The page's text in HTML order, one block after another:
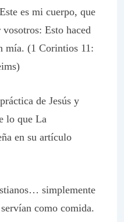
es mi cuerpo, que
vosotros: Esto haced
mía. (1 Corintios 11:
de Jesús y
lo que La
en su artículo
simplemente
como comida.